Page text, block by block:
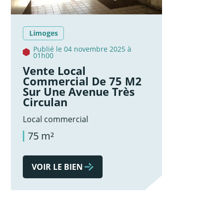
Limoges
Publié le 04 novembre 2025 à
01h00
Vente Local
Commercial De 75 M2
Sur Une Avenue Très
Circulan
Local commercial
75 m²
VOIR LE BIEN